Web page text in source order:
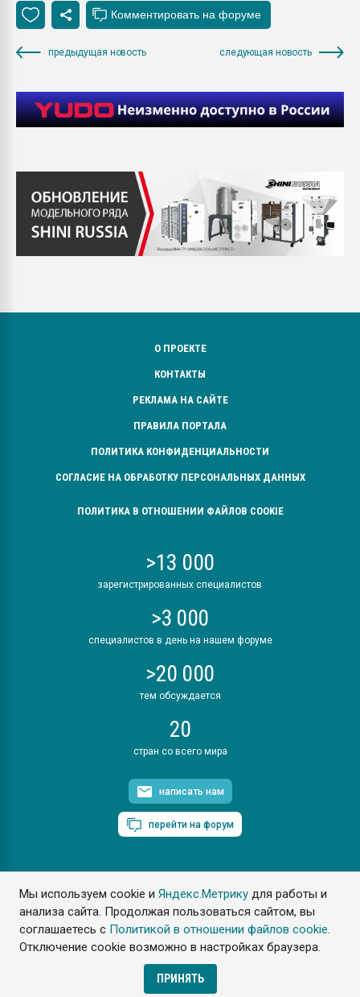
Мы используем cookie иЯндекс.Метрику для работы и
анализа сайта. Продолжая пользоваться сайтом, вы
соглашаетесь с Политикой в отношении файлов cookie.
Отключение cookie возможно в настройках браузера.
ПРИНЯТЬ
предыдущая новость следующая новость
О ПРОЕКТЕ
КОНТАКТЫ
РЕКЛАМА НА САЙТЕ
ПРАВИЛА ПОРТАЛА
ПОЛИТИКА КОНФИДЕНЦИАЛЬНОСТИ
СОГЛАСИЕ НА ОБРАБОТКУ ПЕРСОНАЛЬНЫХ ДАННЫХ
ПОЛИТИКА В ОТНОШЕНИИ ФАЙЛОВ COOKIE
>13 000
зарегистрированных специалистов
>3 000
специалистов в день на нашем форуме
>20 000
тем обсуждается
20
стран со всего мира
написать нам
перейти на форум
ПластЭксперт © 2006. Все права защищены
Разрешается копирование материалов сайта с обязательной
ссылкой на www.e-plastic.ru
Разработка сайта